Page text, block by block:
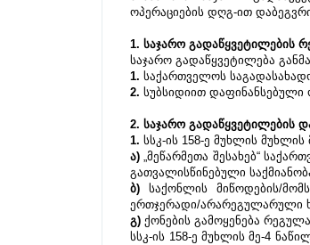
ოპერაციების დღგ-ით
1. საჯარო გადაწყვეტილების
საჯარო გადაწყვეტილება
1. საქართველოს
2. სუბსიდიით დაფინანსებული
2. საჯარო გადაწყვეტილების
1. სსკ-ის 158-ე მუხლის
ა) „მეწარმეთა შესახებ“
გათვალისწინებული
ბ) საქონლის მიწოდების/
ერთჯერადი/არარეგულარული
გ) ქონების გამოყენება
სსკ-ის 158-ე მუხლის მე-4